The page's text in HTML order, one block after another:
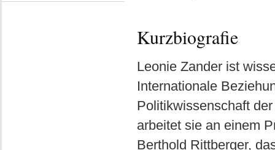
Kurzbiografie
Leonie Zander ist
Internationale
Politikwissenschaft
arbeitet sie an einem
Berthold Rittberger,